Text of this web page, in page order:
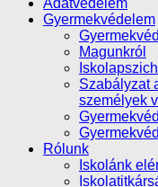
Adatvédelem
Gyermekvédelem
Magunkról
Szabályzat
személyek
Rólunk
Iskolánk